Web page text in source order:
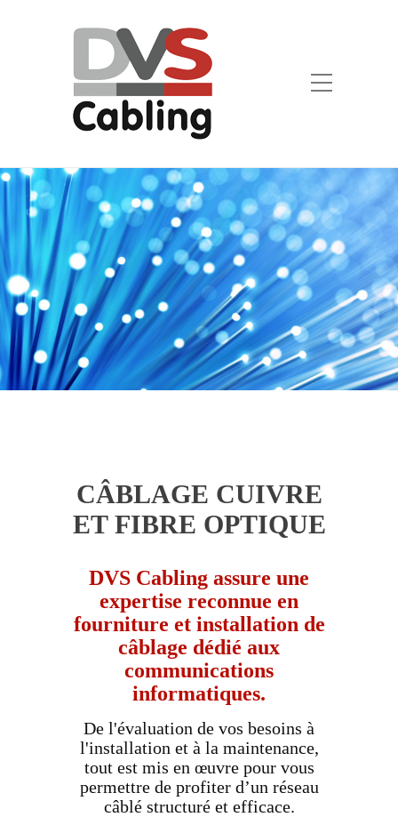
CÂBLAGE CUIVRE
ET FIBRE OPTIQUE
DVS Cabling assure une
expertise reconnue en
fourniture et installation de
câblage dédié aux
communications
informatiques.
De l'évaluation de vos besoins à
l'installation et à la maintenance,
tout est mis en œuvre pour vous
permettre de profiter d’un réseau
câblé structuré et efficace.